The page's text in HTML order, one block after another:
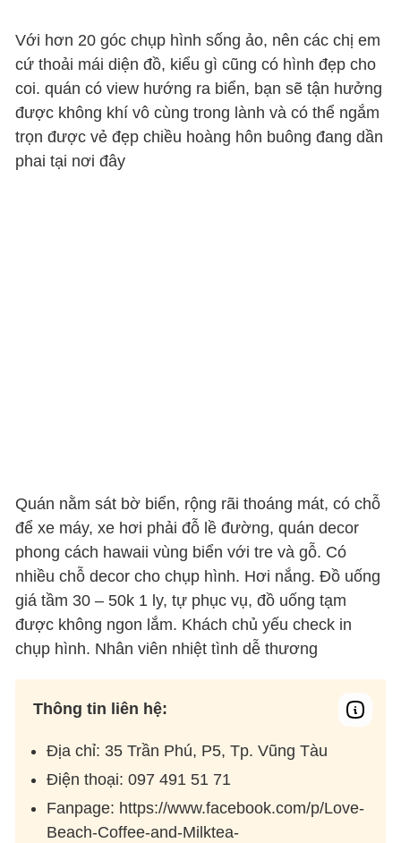
Với hơn 20 góc chụp hình sống ảo, nên các chị em
cứ thoải mái diện đồ, kiểu gì cũng có hình đẹp cho
coi. quán có view hướng ra biển, bạn sẽ tận hưởng
được không khí vô cùng trong lành và có thể ngắm
trọn được vẻ đẹp chiều hoàng hôn buông đang dần
phai tại nơi đây
Quán nằm sát bờ biển, rộng rãi thoáng mát, có chỗ
để xe máy, xe hơi phải đỗ lề đường, quán decor
phong cách hawaii vùng biển với tre và gỗ. Có
nhiều chỗ decor cho chụp hình. Hơi nắng. Đồ uống
giá tầm 30 – 50k 1 ly, tự phục vụ, đồ uống tạm
được không ngon lắm. Khách chủ yếu check in
chụp hình. Nhân viên nhiệt tình dễ thương
Thông tin liên hệ:
Địa chỉ: 35 Trần Phú, P5, Tp. Vũng Tàu
Điện thoại: 097 491 51 71
Fanpage: https://www.facebook.com/p/Love-
Beach-Coffee-and-Milktea-